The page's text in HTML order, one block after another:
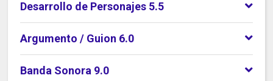
Desarrollo de Personajes 5.5
Argumento / Guion 6.0
Banda Sonora 9.0